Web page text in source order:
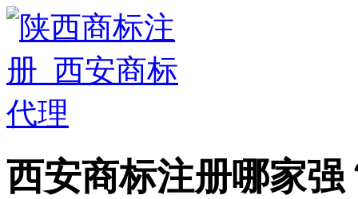
西安商标注册哪家强